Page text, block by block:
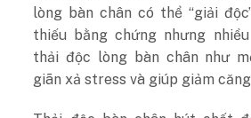
lòng bàn chân có thể “giải
thiếu bằng chứng nhưng
thải độc lòng bàn chân như
giãn xả stress và giúp giảm